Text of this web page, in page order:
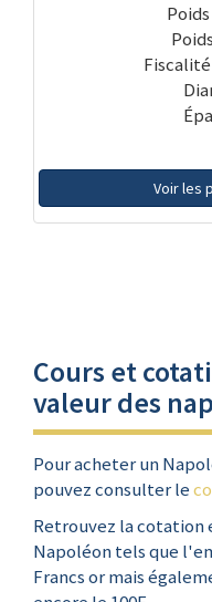
Voir les
Cours et
valeur des
Pour acheter un
pouvez consulter le
Retrouvez la cotation
Napoléon tels que
Francs or mais